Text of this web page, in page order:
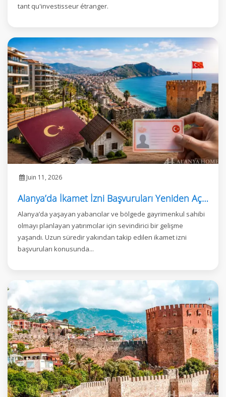
tant qu'investisseur étranger.
Juin 11, 2026
Alanya’da İkamet İzni Başvuruları Yeniden Açıldı
Alanya’da yaşayan yabancılar ve bölgede gayrimenkul sahibi
olmayı planlayan yatırımcılar için sevindirici bir gelişme
yaşandı. Uzun süredir yakından takip edilen ikamet izni
başvuruları konusunda...